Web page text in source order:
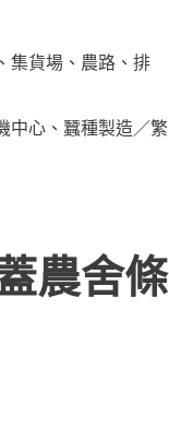
集貨場、農路、排
中心、蠶種製造／繁
農舍條